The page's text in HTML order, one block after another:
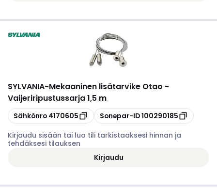
SYLVANIA-Mekaaninen lisätarvike Otao -
Vaijeriripustussarja 1,5 m
Kopioi
Sähkönro 4170605 Kopioi
Sonepar-ID100290185
Kirjaudu sisään tai luo tili tarkistaaksesi hinnan ja
tehdäksesi tilauksen
Kirjaudu